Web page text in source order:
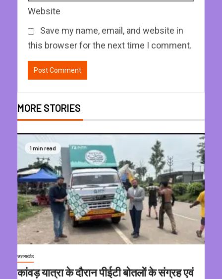
Website
Save my name, email, and website in
this browser for the next time I comment.
MORE STORIES
1 min read
उत्तराखंड
कांवड़ यात्रा के दौरान पीईटी बोतलों के संग्रह एवं